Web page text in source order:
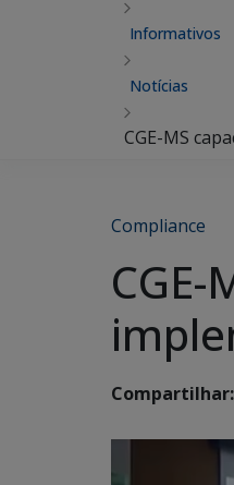
Informativos
Notícias
CGE-MS
Compliance
Compartilhar: